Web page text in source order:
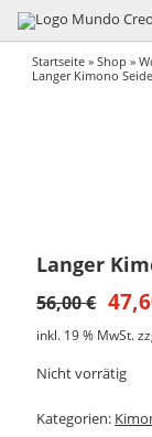
Startseite »Shop »
Langer Kimono
Langer
56,00€
inkl. 19 % MwSt.
Nicht vorrätig
Kategorien: